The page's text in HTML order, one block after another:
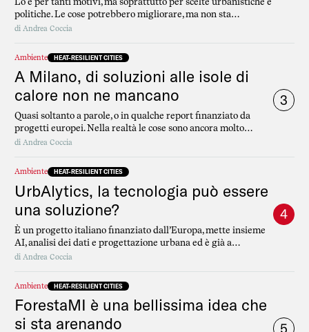
politiche. Le cose potrebbero migliorare, ma non sta
succedendo
di Andrea Coccia
Ambiente HEAT-RESILIENT CITIES
A Milano, di soluzioni alle isole di
calore non ne mancano
Quasi soltanto a parole, o in qualche report finanziato da
progetti europei. Nella realtà le cose sono ancora molto
indietro
di Andrea Coccia
3
Ambiente HEAT-RESILIENT CITIES
UrbAlytics, la tecnologia può essere
una soluzione?
È un progetto italiano finanziato dall’Europa, mette insieme
AI, analisi dei dati e progettazione urbana ed è già a
disposizione del Comune di Milano
di Andrea Coccia
4
Ambiente HEAT-RESILIENT CITIES
ForestaMI è una bellissima idea che
si sta arenando
5